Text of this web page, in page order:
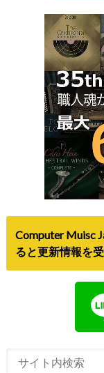
Computer Muisc
ると更新情報を